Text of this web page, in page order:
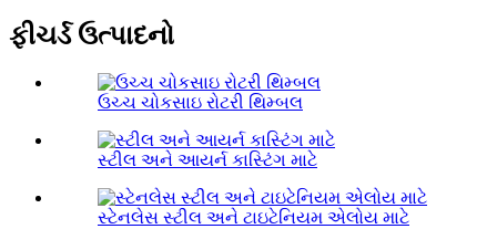
ફીચર્ડ ઉત્પાદનો
ઉચ્ચ ચોકસાઇ રોટરી થિમ્બલ
સ્ટીલ અને આયર્ન કાસ્ટિંગ માટે
સ્ટેનલેસ સ્ટીલ અને ટાઇટેનિયમ એલોય માટે